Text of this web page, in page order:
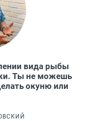
вида рыбы
Ты не можешь
окуню или